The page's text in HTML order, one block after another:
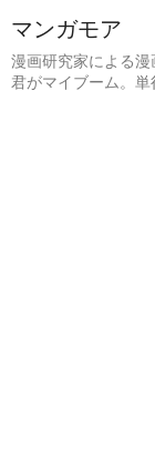
マンガモア
漫画研究家による
君がマイブーム。単